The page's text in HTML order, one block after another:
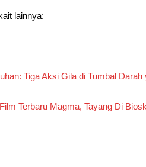
lainnya:
Tiga Aksi Gila di Tumbal
Terbaru Magma, Tayang Di